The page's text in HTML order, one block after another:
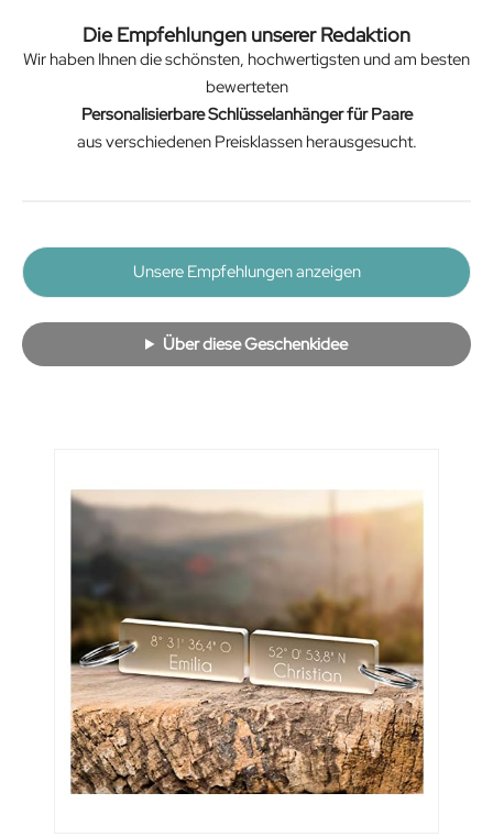
Die Empfehlungen unserer Redaktion
Wir haben Ihnen die schönsten, hochwertigsten und am besten
bewerteten
Personalisierbare Schlüsselanhänger für Paare
aus verschiedenen Preisklassen herausgesucht.
Unsere Empfehlungen anzeigen
Über diese Geschenkidee